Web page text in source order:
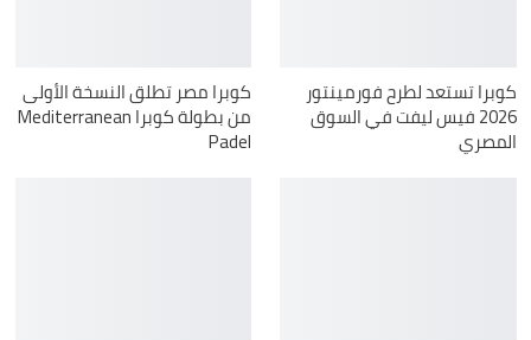
كوبرا تستعد لطرح فورمينتور
2026 فيس ليفت في السوق
المصري
كوبرا مصر تطلق النسخة الأولى
من بطولة كوبرا Mediterranean
Padel